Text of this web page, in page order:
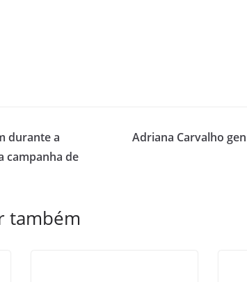
durante a
campanha de
Adriana Carvalho
também